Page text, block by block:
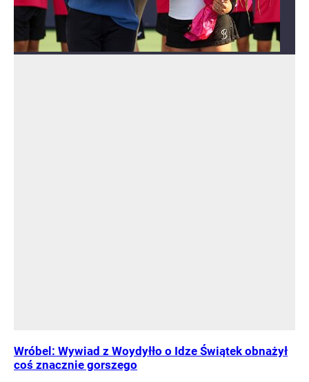
Wróbel: Wywiad z Woydyłło o Idze Świątek obnażył
coś znacznie gorszego